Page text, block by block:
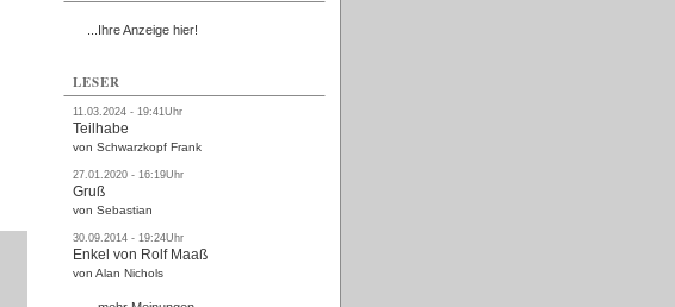
...Ihre Anzeige hier!
LESER
11.03.2024 - 19:41Uhr
Teilhabe
von Schwarzkopf Frank
27.01.2020 - 16:19Uhr
Gruß
von Sebastian
30.09.2014 - 19:24Uhr
Enkel von Rolf Maaß
von Alan Nichols